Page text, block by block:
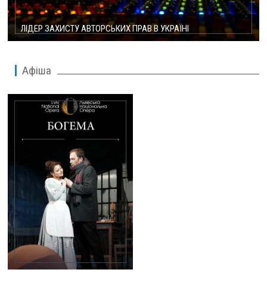
ЛІДЕР ЗАХИСТУ АВТОРСЬКИХ ПРАВ В УКРАЇНІ
Афіша